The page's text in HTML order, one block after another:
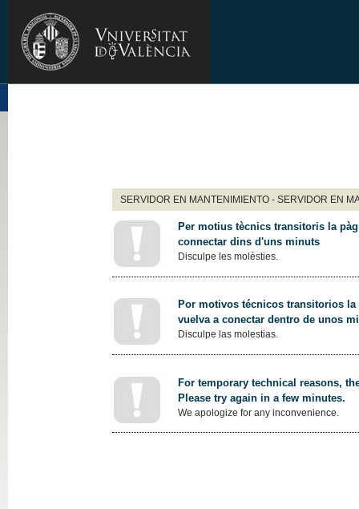
SERVIDOR EN MANTENIMIENTO - SERVIDOR EN
Per motius tècnics transitoris la
connectar dins d'uns minuts
Disculpe les molèsties.
Por motivos técnicos transitorios
vuelva a conectar dentro de unos
Disculpe las molestias.
For temporary technical reasons,
Please try again in a few minutes.
We apologize for any inconvenience.